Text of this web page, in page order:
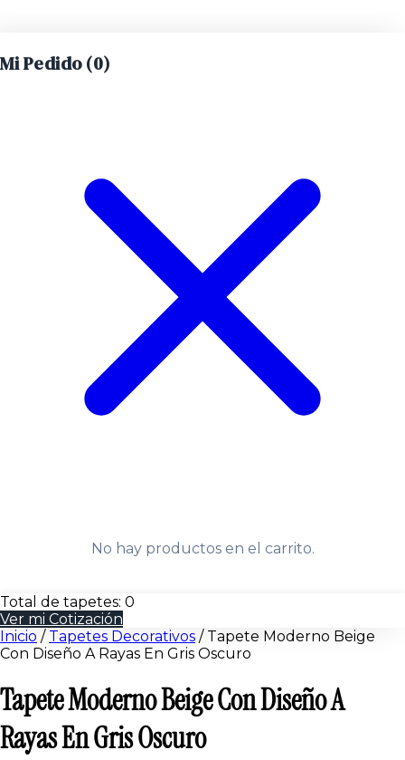
Mi Pedido (0)
No hay productos en el carrito.
Total de tapetes: 0
Ver mi Cotización
Inicio / Tapetes Decorativos / Tapete Moderno Beige
Con Diseño A Rayas En Gris Oscuro
Tapete Moderno Beige Con Diseño A
Rayas En Gris Oscuro